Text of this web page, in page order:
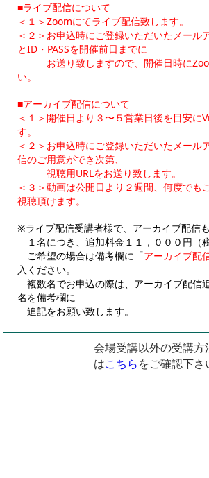
■ライブ配信について
＜１＞Zoomにてライブ配信致します。
＜２＞お申込時にご登録いただいたメール
とID・PASSを開催前日までに
お送り致しますので、開催日時に
い。
■アーカイブ配信について
＜１＞開催日より３〜５営業日後を目安に
す。
＜２＞お申込時にご登録いただいたメール
信のご用意ができ次第、
視聴用URLをお送り致します。
＜３＞動画は公開日より２週間、何度でも
視聴頂けます。
※ライブ配信受講者様で、アーカイブ配信
１名につき、追加料金１１，０００円（
ご希望の場合は備考欄に「アーカイブ配
入ください。
複数名でお申込の際は、アーカイブ配信
名を備考欄に
追記をお願い致します。
会場受講以外の受講方
はこちらをご確認下さ